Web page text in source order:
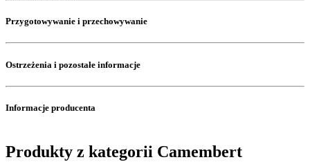
Przygotowywanie i przechowywanie
Ostrzeżenia i pozostałe informacje
Informacje producenta
Produkty z kategorii Camembert